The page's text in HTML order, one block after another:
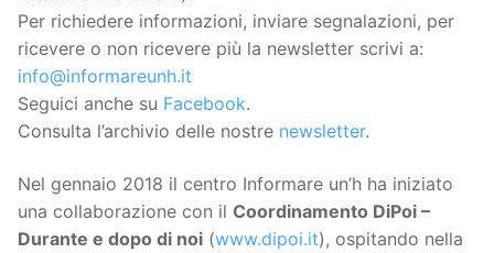
Per richiedere informazioni, inviare segnalazioni, per
ricevere o non ricevere più la newsletter scrivi a:
info@informareunh.it
Seguici anche su Facebook.
Consulta l’archivio delle nostre newsletter.
Nel gennaio 2018 il centro Informare un’h ha iniziato
una collaborazione con il Coordinamento DiPoi –
Durante e dopo di noi (www.dipoi.it), ospitando nella